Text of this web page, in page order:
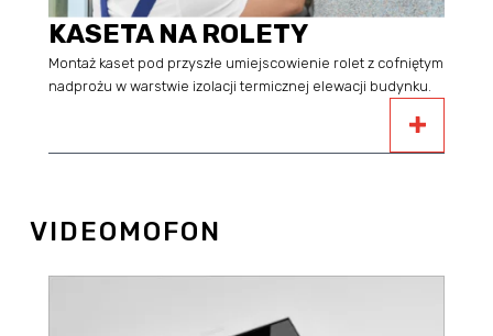
KASETA NA ROLETY
Montaż kaset pod przyszłe umiejscowienie rolet z cofniętym
nadprożu w warstwie izolacji termicznej elewacji budynku.
VIDEOMOFON